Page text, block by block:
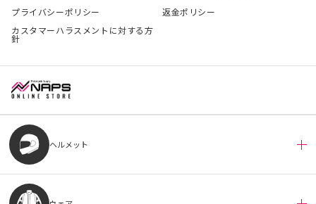
プライバシーポリシー
返金ポリシー
カスタマーハラスメントに対する方
針
ヘルメット